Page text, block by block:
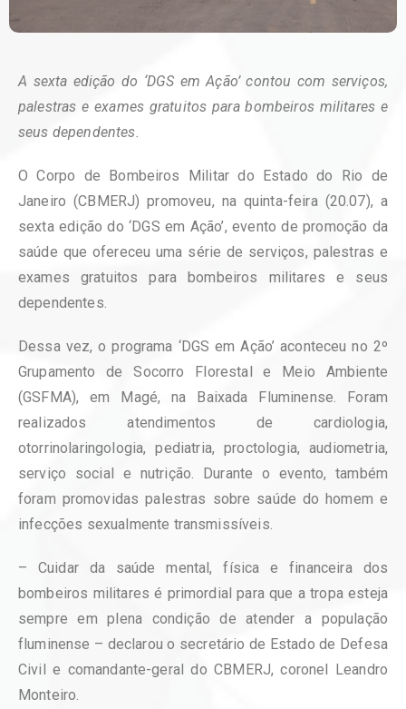
A sexta edição do ‘DGS em Ação’ contou com serviços,
palestras e exames gratuitos para bombeiros militares e
seus dependentes.
O Corpo de Bombeiros Militar do Estado do Rio de
Janeiro (CBMERJ) promoveu, na quinta-feira (20.07), a
sexta edição do ‘DGS em Ação’, evento de promoção da
saúde que ofereceu uma série de serviços, palestras e
exames gratuitos para bombeiros militares e seus
dependentes.
Dessa vez, o programa ‘DGS em Ação’ aconteceu no 2º
Grupamento de Socorro Florestal e Meio Ambiente
(GSFMA), em Magé, na Baixada Fluminense. Foram
realizados atendimentos de cardiologia,
otorrinolaringologia, pediatria, proctologia, audiometria,
serviço social e nutrição. Durante o evento, também
foram promovidas palestras sobre saúde do homem e
infecções sexualmente transmissíveis.
– Cuidar da saúde mental, física e financeira dos
bombeiros militares é primordial para que a tropa esteja
sempre em plena condição de atender a população
fluminense – declarou o secretário de Estado de Defesa
Civil e comandante-geral do CBMERJ, coronel Leandro
Monteiro.